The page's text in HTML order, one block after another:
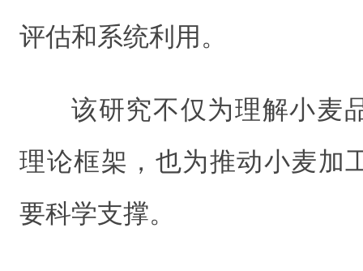
评估和系统利用。
该研究不仅为理解小麦
理论框架，也为推动小麦加
要科学支撑。